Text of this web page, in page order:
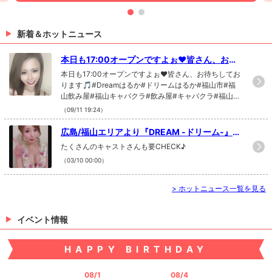
新着＆ホットニュース
本日も17:00オープンですよぉ❤皆さん、お待
ちしております🎵#Dreamはるか...
本日も17:00オープンですよぉ❤皆さん、お待ちしてお
ります🎵#Dreamはるか#ドリームはるか#福山市#福
山飲み屋#福山キャバクラ#飲み屋#キャバクラ#福山体
験入店#福山体入#ドリーム#Dream#DREAM#福山キ
ャバクラ求人#モデル#instaphoto#instafollow#like4li
ke#f4f#福山求人#岡山キャバクラ求人#倉敷キャバク
ラ求人#寮完備#送迎無料
（09/11 19:24）
広島/福山エリアより『DREAM -ドリーム-』さ
んが新規掲載だぁー٩(ˊᗜˋ*)و
たくさんのキャストさんも要CHECK♪
（03/10 00:00）
> ホットニュース一覧を見る
イベント情報
HAPPY BIRTHDAY
08/1 08/4